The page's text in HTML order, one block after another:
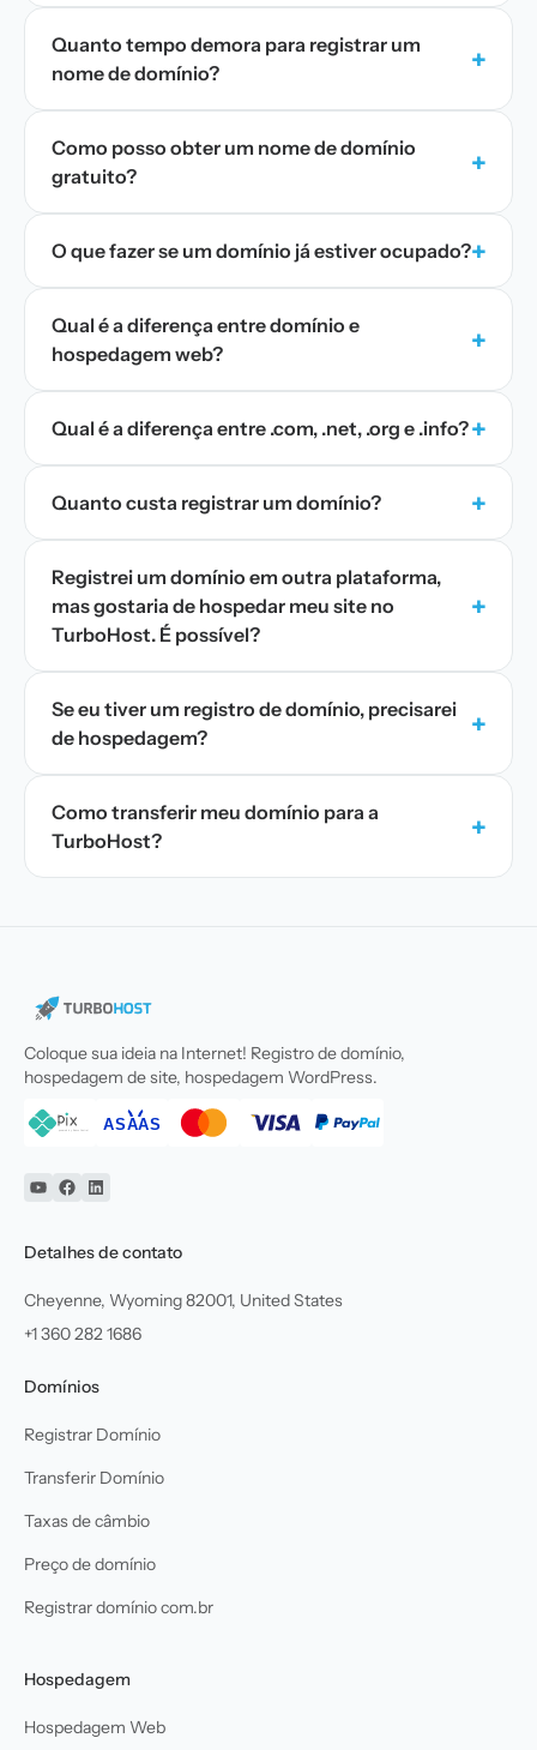
Quanto tempo demora para registrar um
nome de domínio?
+
Como posso obter um nome de domínio
gratuito?
+
O que fazer se um domínio já estiver ocupado?+
Qual é a diferença entre domínio e
hospedagem web?
+
Qual é a diferença entre .com, .net, .org e .info?+
Quanto custa registrar um domínio? +
Registrei um domínio em outra plataforma,
mas gostaria de hospedar meu site no
TurboHost. É possível?
+
Se eu tiver um registro de domínio, precisarei
de hospedagem?
+
Como transferir meu domínio para a
TurboHost?
+
Coloque sua ideia na Internet! Registro de domínio,
hospedagem de site, hospedagem WordPress.
YouTube
Facebook
Linkedin
Detalhes de contato
Cheyenne, Wyoming 82001, United States
+1 360 282 1686
Domínios
Registrar Domínio
Transferir Domínio
Taxas de câmbio
Preço de domínio
Registrar domínio com.br
Hospedagem
Hospedagem Web